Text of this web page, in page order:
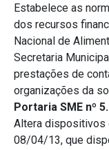
Estabelece as
dos recursos
Nacional de
Secretaria
prestações de
organizações da
Portaria SME nº
Altera dispositivos
08/04/13, que